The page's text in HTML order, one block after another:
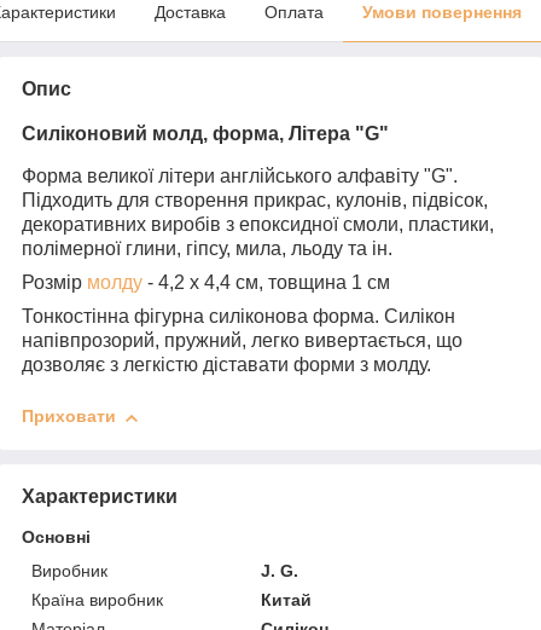
Доставка Оплата Умови повернення
Опис
Силіконовий молд, форма, Літера "G"
Форма великої літери англійського алфавіту "G".
Підходить для створення прикрас, кулонів, підвісок,
декоративних виробів з епоксидної смоли, пластики,
полімерної глини, гіпсу, мила, льоду та ін.
Розмір молду - 4,2 х 4,4 см, товщина 1 см
Тонкостінна фігурна силіконова форма. Силікон
напівпрозорий, пружний, легко вивертається, що
дозволяє з легкістю діставати форми з молду.
Приховати
Характеристики
Основні
Виробник
J. G.
Країна виробник
Китай